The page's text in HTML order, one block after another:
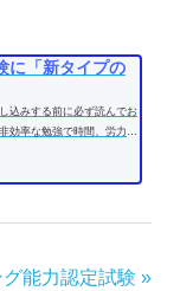
に「新タイプの
込みする前に必ず読んでお
効率な勉強で時間、労力を
能力認定試験